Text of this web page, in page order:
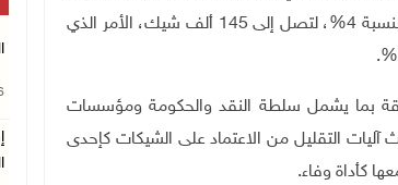
622 ألف شيك، فيما ارتفع عدد الشيكات المعادة خلال الفترة نفسها بنسبة 4%، لتصل إلى 145 ألف شيك، الأمر الذي
بما يشمل سلطة النقد والحكومة ومؤسسات
التقليل من الاعتماد على الشيكات كإحدى
كأداة وفاء.